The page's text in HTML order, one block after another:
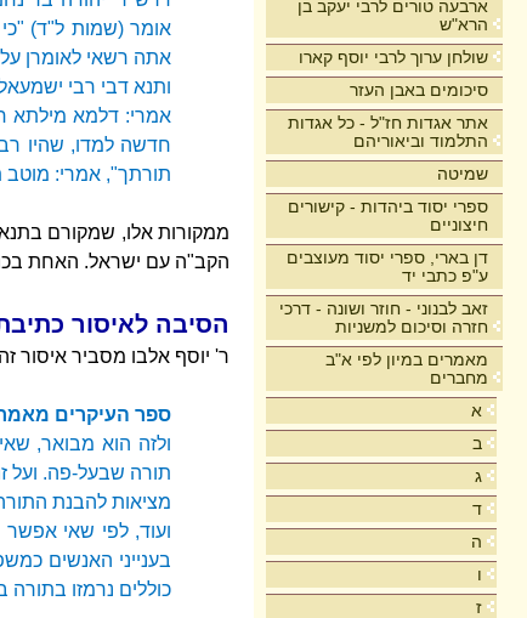
ארבעה טורים לרבי יעקב בן
הרא"ש
שולחן ערוך לרבי יוסף קארו
סיכומים באבן העזר
אתר אגדות חז"ל - כל אגדות
התלמוד וביאוריהם
שמיטה
ספרי יסוד ביהדות - קישורים
חיצוניים
דן בארי, ספרי יסוד מעוצבים
ע"פ כתבי יד
זאב לבנוני - חוזר ושונה - דרכי
חזרה וסיכום למשניות
מאמרים במיון לפי א"ב
מחברים
א
ב
ג
ד
ה
ו
ז
אומר (שמות ל"ד)
אתה רשאי לאומרן
ותנא דבי רבי
אמרי: דלמא מילתא
חדשה למדו, שהיו
תורתך", אמרי:
ממקורות אלו, שמקורם
הקב"ה עם ישראל. האחת
הסיבה לאיסור
ר' יוסף אלבו מסביר איסור
ספר העיקרים
ולזה הוא מבואר,
תורה שבעל-פה. ועל
מציאות להבנת
ועוד, לפי שאי
בענייני האנשים
כוללים נרמזו